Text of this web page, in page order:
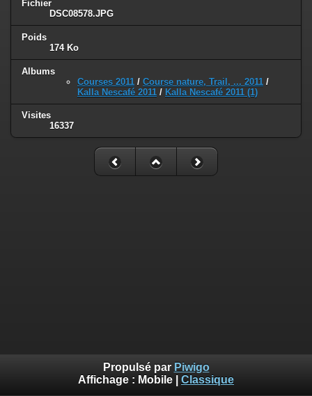
Fichier
DSC08578.JPG
Poids
174 Ko
Albums
Courses 2011 / Course nature, Trail, ... 2011 /
Kalla Nescafé 2011 / Kalla Nescafé 2011 (1)
Visites
16337
Propulsé par Piwigo
Affichage : Mobile Classique